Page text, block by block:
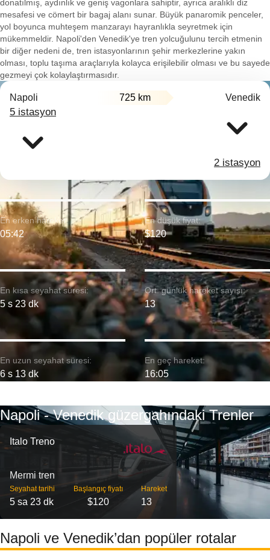
donatılmış, aydınlık ve geniş vagonlara sahiptir, ayrıca aralıklı diz
mesafesi ve cömert bir bagaj alanı sunar. Büyük panaromik penceler,
yol boyunca muhteşem manzarayı hayranlıkla seyretmek için
mükemmeldir. Napoli'den Venedik'ye tren yolcuğulunu tercih etmenin
bir diğer nedeni de, tren istasyonlarının şehir merkezlerine yakın
olması, toplu taşıma araçlarıyla kolayca erişilebilir olması ve bu sayede
gezmeyi çok kolaylaştırmasıdır.
Napoli 725 km Venedik
5 istasyon
2 istasyon
En kısa seyahat süresi:
5 s 23 dk
En erken hareket:
05:42
En uzun seyahat süresi:
6 s 13 dk
En düşük fiyat:
$120
Ort. günlük hareket sayısı:
13
En geç hareket:
16:05
Napoli - Venedik güzergahındaki Trenler
Italo Treno
Mermi tren
Seyahat tarihi
5 sa 23 dk
Başlangıç ​​fiyatı
$120
Hareket
13
Napoli ve Venedik’dan popüler rotalar